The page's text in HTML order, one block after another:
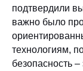
подтвердили
важно было
технологиям,
безопасность